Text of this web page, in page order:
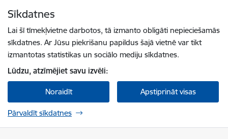
Sīkdatnes
Lai šī tīmekļvietne darbotos, tā izmanto obligāti nepieciešamās
sīkdatnes. Ar Jūsu piekrišanu papildus šajā vietnē var tikt
izmantotas statistikas un sociālo mediju sīkdatnes.
Lūdzu, atzīmējiet savu izvēli:
Noraidīt Apstiprināt visas
Pārvaldīt sīkdatnes